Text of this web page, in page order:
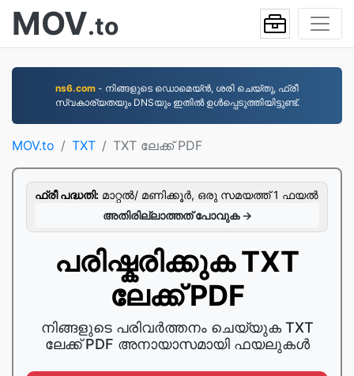
MOV.to
ns6.com - നിങ്ങളുടെ ഡൊമെയ്ൻ, ശരി ചെയ്തു, ഫ്രീ
സ്വകാര്യതയും DNSയും ഇതിൽ ഉൾപ്പെടുത്തിയിട്ടുണ്ട്.
MOV.to TXT TXT ലേക്ക് PDF
ഫ്രീ പദ്ധതി: മാറ്റല്‍/ മണിക്കൂര്‍, ഒരു സമയത്ത് 1 ഫയല്‍
അതിരില്ലാത്തത് പോവുക →
പരിഷ്കരിക്കുക TXT
ലേക്ക് PDF
നിങ്ങളുടെ പരിവർത്തനം ചെയ്യുക TXT
ലേക്ക് PDF അനായാസമായി ഫയലുകൾ